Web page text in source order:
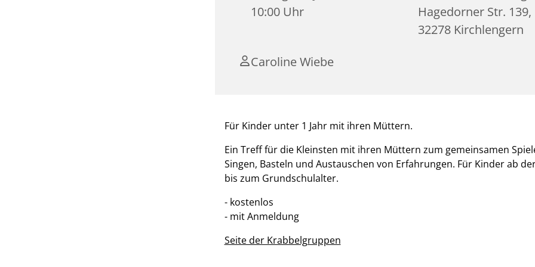
10:00 Uhr
Hagedorner Str. 139,
32278 Kirchlengern
Caroline Wiebe
Für Kinder unter 1 Jahr mit ihren Müttern.
Ein Treff für die Kleinsten mit ihren Müttern zum gemeinsamen
Singen, Basteln und Austauschen von Erfahrungen. Für Kinder ab
bis zum Grundschulalter.
- kostenlos
- mit Anmeldung
Seite der Krabbelgruppen